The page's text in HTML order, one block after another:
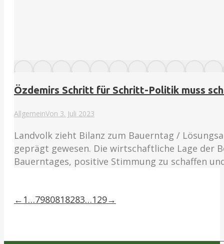
Özdemirs Schritt für Schritt-Politik muss
AllgemeinVon 3. Juli 2023
Landvolk zieht Bilanz zum Bauerntag /
geprägt gewesen. Die wirtschaftliche Lage der
Bauerntages, positive Stimmung zu schaffen
← 1…7980818283…129→